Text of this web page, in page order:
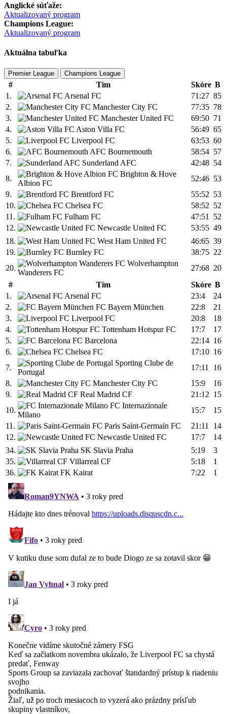
Anglické súťaže:
Aktualizovaný program
Champions League:
Aktualizovaný program
Aktuálna tabuľka
Premier League Champions League
# Tím Skóre B
1.
Arsenal FC 71:27 85
2.
Manchester City FC 77:35 78
3.
Manchester United FC 69:50 71
4.
Aston Villa FC 56:49 65
5.
Liverpool FC 63:53 60
6.
AFC Bournemouth 58:54 57
7.
Sunderland AFC 42:48 54
8.
Brighton & Hove
Albion FC
52:46 53
9.
Brentford FC 55:52 53
10.
Chelsea FC 58:52 52
11.
Fulham FC 47:51 52
12.
Newcastle United FC 53:55 49
18.
West Ham United FC 46:65 39
19.
Burnley FC 38:75 22
20.
Wolverhampton
Wanderers FC
27:68 20
#
Tím Skóre B
1.
Arsenal FC 23:4
24
2.
FC Bayern München 22:8
21
3.
Liverpool FC 20:8
18
4.
Tottenham Hotspur FC 17:7
17
5.
FC Barcelona 22:14 16
6.
Chelsea FC 17:10 16
7.
Sporting Clube de
Portugal
17:11
16
8.
Manchester City FC 15:9
16
9.
Real Madrid CF 21:12 15
10.
FC Internazionale
Milano
15:7
15
11.
Paris Saint-Germain FC 21:11
14
12.
Newcastle United FC 17:7
14
34.
SK Slavia Praha 5:19
3
35.
Villarreal CF 5:18
1
36.
FK Kairat 7:22 1